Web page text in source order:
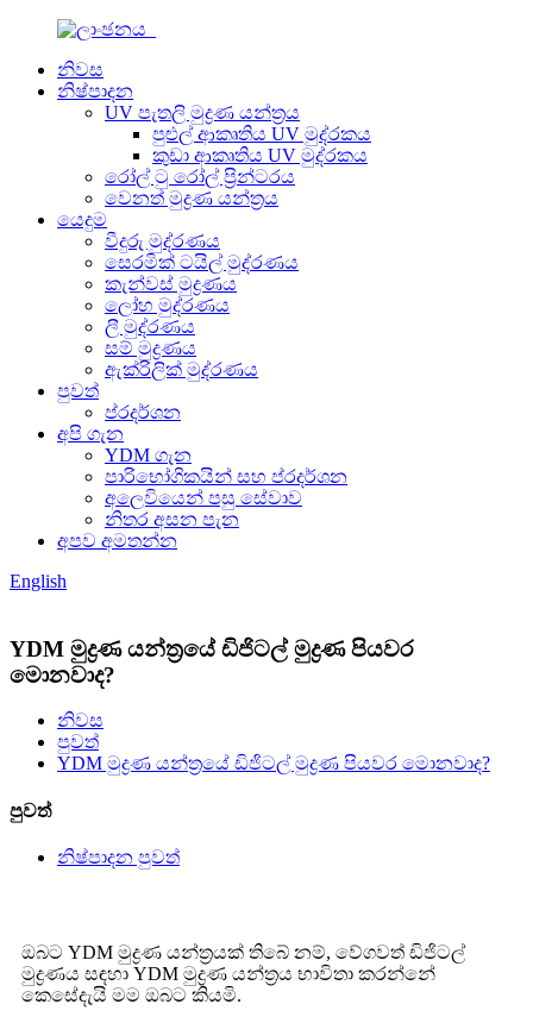
නිවස
නිෂ්පාදන
UV පැතලි මුද්‍රණ යන්ත්‍රය
පුළුල් ආකෘතිය UV මුද්රකය
කුඩා ආකෘතිය UV මුද්රකය
රෝල් ටු රෝල් ප්‍රින්ටරය
වෙනත් මුද්‍රණ යන්ත්‍රය
යෙදුම
වීදුරු මුද්රණය
සෙරමික් ටයිල් මුද්රණය
කැන්වස් මුද්‍රණය
ලෝහ මුද්රණය
ලී මුද්රණය
සම් මුද්‍රණය
ඇක්රිලික් මුද්රණය
පුවත්
ප්රදර්ශන
අපි ගැන
YDM ගැන
පාරිභෝගිකයින් සහ ප්රදර්ශන
අලෙවියෙන් පසු සේවාව
නිතර අසන පැන
අපව අමතන්න
English
YDM මුද්‍රණ යන්ත්‍රයේ ඩිජිටල් මුද්‍රණ පියවර
මොනවාද?
නිවස
පුවත්
YDM මුද්‍රණ යන්ත්‍රයේ ඩිජිටල් මුද්‍රණ පියවර මොනවාද?
පුවත්
නිෂ්පාදන පුවත්
ඔබට YDM මුද්‍රණ යන්ත්‍රයක් තිබේ නම්, වේගවත් ඩිජිටල්
මුද්‍රණය සඳහා YDM මුද්‍රණ යන්ත්‍රය භාවිතා කරන්නේ
කෙසේදැයි මම ඔබට කියමි.